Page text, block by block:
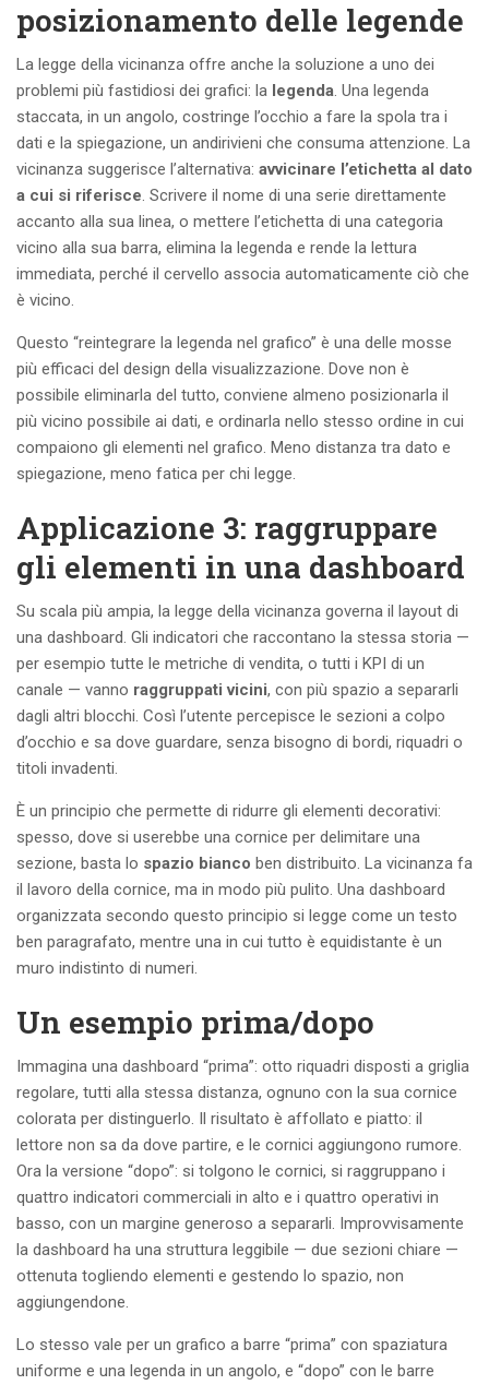
posizionamento delle legende
La legge della vicinanza offre anche la soluzione a uno dei
problemi più fastidiosi dei grafici: la legenda . Una legenda
staccata, in un angolo, costringe l’occhio a fare la spola tra i
dati e la spiegazione, un andirivieni che consuma attenzione. La
vicinanza suggerisce l’alternativa: avvicinare l’etichetta al dato
a cui si riferisce . Scrivere il nome di una serie direttamente
accanto alla sua linea, o mettere l’etichetta di una categoria
vicino alla sua barra, elimina la legenda e rende la lettura
immediata, perché il cervello associa automaticamente ciò che
è vicino.
Questo “reintegrare la legenda nel grafico” è una delle mosse
più efficaci del design della visualizzazione. Dove non è
possibile eliminarla del tutto, conviene almeno posizionarla il
più vicino possibile ai dati, e ordinarla nello stesso ordine in cui
compaiono gli elementi nel grafico. Meno distanza tra dato e
spiegazione, meno fatica per chi legge.
Applicazione 3: raggruppare
gli elementi in una dashboard
Su scala più ampia, la legge della vicinanza governa il layout di
una dashboard. Gli indicatori che raccontano la stessa storia —
per esempio tutte le metriche di vendita, o tutti i KPI di un
canale — vanno raggruppati vicini, con più spazio a separarli
dagli altri blocchi. Così l’utente percepisce le sezioni a colpo
d’occhio e sa dove guardare, senza bisogno di bordi, riquadri o
titoli invadenti.
È un principio che permette di ridurre gli elementi decorativi:
spesso, dove si userebbe una cornice per delimitare una
sezione, basta lo spazio bianco ben distribuito. La vicinanza fa
il lavoro della cornice, ma in modo più pulito. Una dashboard
organizzata secondo questo principio si legge come un testo
ben paragrafato, mentre una in cui tutto è equidistante è un
muro indistinto di numeri.
Un esempio prima/dopo
Immagina una dashboard “prima”: otto riquadri disposti a griglia
regolare, tutti alla stessa distanza, ognuno con la sua cornice
colorata per distinguerlo. Il risultato è affollato e piatto: il
lettore non sa da dove partire, e le cornici aggiungono rumore.
Ora la versione “dopo”: si tolgono le cornici, si raggruppano i
quattro indicatori commerciali in alto e i quattro operativi in
basso, con un margine generoso a separarli. Improvvisamente
la dashboard ha una struttura leggibile — due sezioni chiare —
ottenuta togliendo elementi e gestendo lo spazio, non
aggiungendone.
Lo stesso vale per un grafico a barre “prima” con spaziatura
uniforme e una legenda in un angolo, e “dopo” con le barre